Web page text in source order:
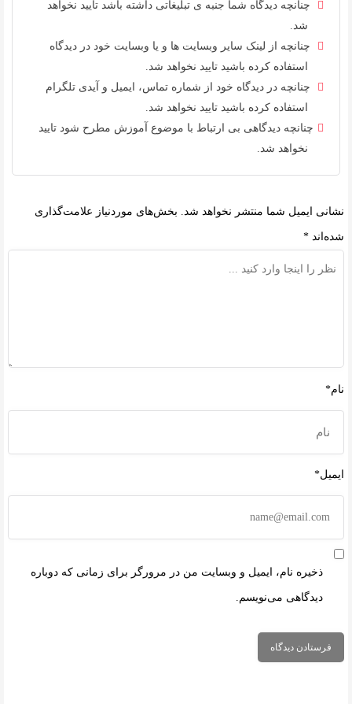
چنانچه دیدگاه شما جنبه ی تبلیغاتی داشته باشد تایید نخواهد
شد.
چنانچه از لینک سایر وبسایت ها و یا وبسایت خود در دیدگاه
استفاده کرده باشید تایید نخواهد شد.
چنانچه در دیدگاه خود از شماره تماس، ایمیل و آیدی تلگرام
استفاده کرده باشید تایید نخواهد شد.
چنانچه دیدگاهی بی ارتباط با موضوع آموزش مطرح شود تایید
نخواهد شد.
نشانی ایمیل شما منتشر نخواهد شد. بخش‌های موردنیاز علامت‌گذاری
شده‌اند *
نام*
ایمیل*
ذخیره نام، ایمیل و وبسایت من در مرورگر برای زمانی که دوباره
دیدگاهی می‌نویسم.